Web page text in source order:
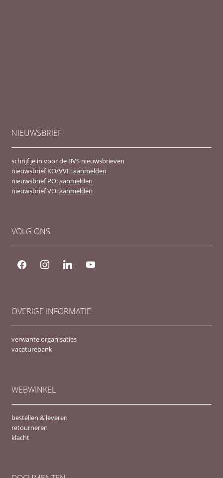
NIEUWSBRIEF
schrijf je in voor de BVS nieuwsbrieven
nieuwsbrief KO/VVE:aanmelden
nieuwsbrief PO:aanmelden
nieuwsbrief VO:aanmelden
VOLG ONS
facebook instagramlinkedin youtube
OVERIGE INFORMATIE
verwante organisaties
vacaturebank
WEBWINKEL
bestellen & leveren
retourneren
klacht